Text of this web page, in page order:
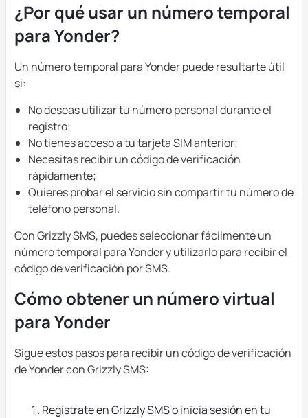
¿Por qué usar un número temporal
para Yonder?
Un número temporal para Yonder puede resultarte útil
si:
No deseas utilizar tu número personal durante el
registro;
No tienes acceso a tu tarjeta SIM anterior;
Necesitas recibir un código de verificación
rápidamente;
Quieres probar el servicio sin compartir tu número de
teléfono personal.
Con Grizzly SMS, puedes seleccionar fácilmente un
número temporal para Yonder y utilizarlo para recibir el
código de verificación por SMS.
Cómo obtener un número virtual
para Yonder
Sigue estos pasos para recibir un código de verificación
de Yonder con Grizzly SMS:
Regístrate en Grizzly SMS o inicia sesión en tu